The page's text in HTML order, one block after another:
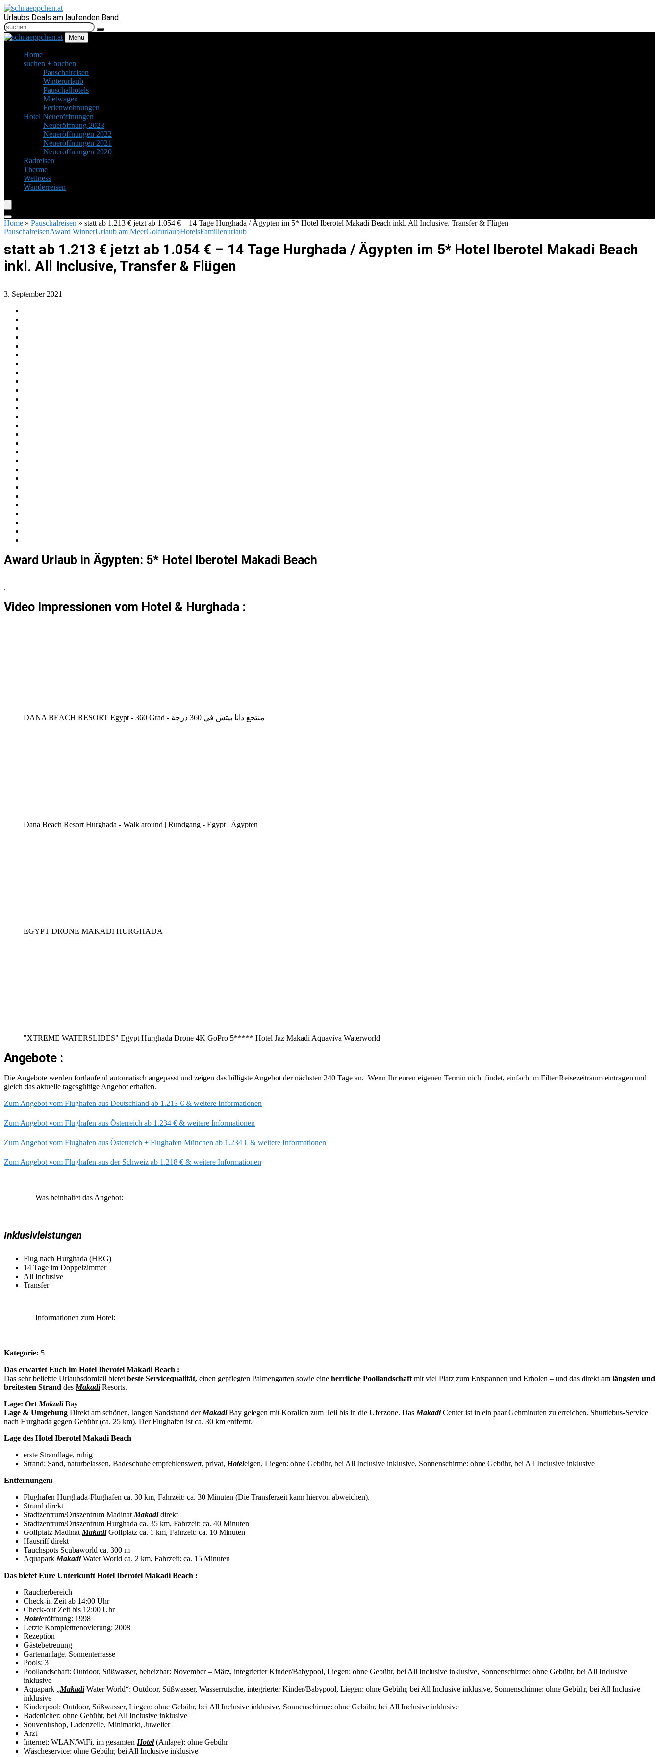
Urlaubs Deals am laufenden Band
Menu
Home
suchen + buchen
Pauschalreisen
Winterurlaub
Pauschalhotels
Mietwagen
Ferienwohnungen
Hotel Neueröffnungen
Neueröffnung 2023
Neueröffnungen 2022
Neueröffnungen 2021
Neueröffnungen 2020
Radreisen
Therme
Wellness
Wanderreisen
Home » Pauschalreisen » statt ab 1.213 € jetzt ab 1.054 € – 14 Tage Hurghada / Ägypten im 5* Hotel Iberotel Makadi Beach inkl. All Inclusive, Transfer & Flügen
PauschalreisenAward WinnerUrlaub am MeerGolfurlaubHotelsFamilienurlaub
statt ab 1.213 € jetzt ab 1.054 € – 14 Tage Hurghada / Ägypten im 5* Hotel Iberotel Makadi Beach
inkl. All Inclusive, Transfer & Flügen
3. September 2021
Award Urlaub in Ägypten: 5* Hotel Iberotel Makadi Beach
.
Video Impressionen vom Hotel & Hurghada :
DANA BEACH RESORT Egypt - 360 Grad - منتجع دانا بيتش في 360 درجة
Dana Beach Resort Hurghada - Walk around | Rundgang - Egypt | Ägypten
EGYPT DRONE MAKADI HURGHADA
"XTREME WATERSLIDES" Egypt Hurghada Drone 4K GoPro 5***** Hotel Jaz Makadi Aquaviva Waterworld
Angebote :
Die Angebote werden fortlaufend automatisch angepasst und zeigen das billigste Angebot der nächsten 240 Tage an. Wenn Ihr euren eigenen Termin nicht findet, einfach im Filter Reisezeitraum eintragen und
gleich das aktuelle tagesgültige Angebot erhalten.
Zum Angebot vom Flughafen aus Deutschland ab 1.213 € & weitere Informationen
Zum Angebot vom Flughafen aus Österreich ab 1.234 € & weitere Informationen
Zum Angebot vom Flughafen aus Österreich + Flughafen München ab 1.234 € & weitere Informationen
Zum Angebot vom Flughafen aus der Schweiz ab 1.218 € & weitere Informationen
Was beinhaltet das Angebot:
Inklusivleistungen
Flug nach Hurghada (HRG)
14 Tage im Doppelzimmer
All Inclusive
Transfer
Informationen zum Hotel:
Kategorie: 5
Das erwartet Euch im Hotel Iberotel Makadi Beach :
Das sehr beliebte Urlaubsdomizil bietet beste Servicequalität, einen gepflegten Palmengarten sowie eine herrliche Poollandschaft mit viel Platz zum Entspannen und Erholen – und das direkt am längsten und
breitesten Strand des MakadiResorts.
Lage: Ort MakadiBay
Lage & Umgebung Direkt am schönen, langen Sandstrand der MakadiBay gelegen mit Korallen zum Teil bis in die Uferzone. Das MakadiCenter ist in ein paar Gehminuten zu erreichen. Shuttlebus-Service
nach Hurghada gegen Gebühr (ca. 25 km). Der Flughafen ist ca. 30 km entfernt.
Lage des Hotel Iberotel Makadi Beach
erste Strandlage, ruhig
Strand: Sand, naturbelassen, Badeschuhe empfehlenswert, privat, Hoteleigen, Liegen: ohne Gebühr, bei All Inclusive inklusive, Sonnenschirme: ohne Gebühr, bei All Inclusive inklusive
Entfernungen:
Flughafen Hurghada-Flughafen ca. 30 km, Fahrzeit: ca. 30 Minuten (Die Transferzeit kann hiervon abweichen).
Strand direkt
Stadtzentrum/Ortszentrum Madinat Makadidirekt
Stadtzentrum/Ortszentrum Hurghada ca. 35 km, Fahrzeit: ca. 40 Minuten
Golfplatz Madinat MakadiGolfplatz ca. 1 km, Fahrzeit: ca. 10 Minuten
Hausriff direkt
Tauchspots Scubaworld ca. 300 m
Aquapark MakadiWater World ca. 2 km, Fahrzeit: ca. 15 Minuten
Das bietet Eure Unterkunft Hotel Iberotel Makadi Beach :
Raucherbereich
Check-in Zeit ab 14:00 Uhr
Check-out Zeit bis 12:00 Uhr
Hoteleröffnung: 1998
Letzte Komplettrenovierung: 2008
Rezeption
Gästebetreuung
Gartenanlage, Sonnenterrasse
Pools: 3
Poollandschaft: Outdoor, Süßwasser, beheizbar: November – März, integrierter Kinder/Babypool, Liegen: ohne Gebühr, bei All Inclusive inklusive, Sonnenschirme: ohne Gebühr, bei All Inclusive
inklusive
Aquapark „MakadiWater World“: Outdoor, Süßwasser, Wasserrutsche, integrierter Kinder/Babypool, Liegen: ohne Gebühr, bei All Inclusive inklusive, Sonnenschirme: ohne Gebühr, bei All Inclusive
inklusive
Kinderpool: Outdoor, Süßwasser, Liegen: ohne Gebühr, bei All Inclusive inklusive, Sonnenschirme: ohne Gebühr, bei All Inclusive inklusive
Badetücher: ohne Gebühr, bei All Inclusive inklusive
Souvenirshop, Ladenzeile, Minimarkt, Juwelier
Arzt
Internet: WLAN/WiFi, im gesamten Hotel(Anlage): ohne Gebühr
Wäscheservice: ohne Gebühr, bei All Inclusive inklusive